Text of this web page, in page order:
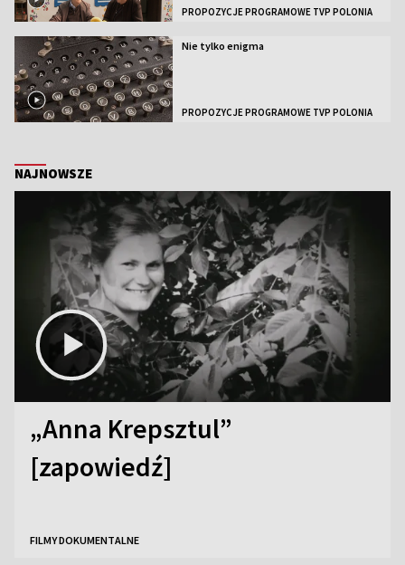
PROPOZYCJE PROGRAMOWE TVP POLONIA
Nie tylko enigma
PROPOZYCJE PROGRAMOWE TVP POLONIA
NAJNOWSZE
„Anna Krepsztul”
[zapowiedź]
FILMY DOKUMENTALNE